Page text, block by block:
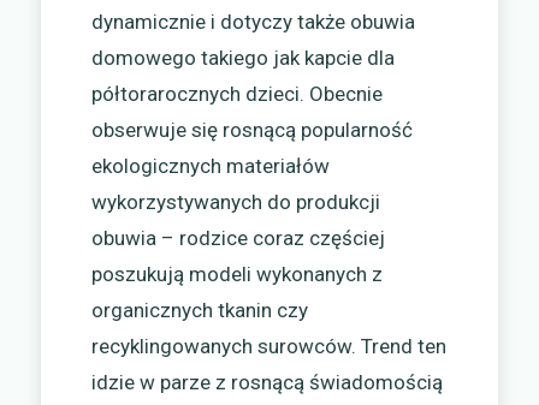
dynamicznie i dotyczy także obuwia
domowego takiego jak kapcie dla
półtorarocznych dzieci. Obecnie
obserwuje się rosnącą popularność
ekologicznych materiałów
wykorzystywanych do produkcji
obuwia – rodzice coraz częściej
poszukują modeli wykonanych z
organicznych tkanin czy
recyklingowanych surowców. Trend ten
idzie w parze z rosnącą świadomością